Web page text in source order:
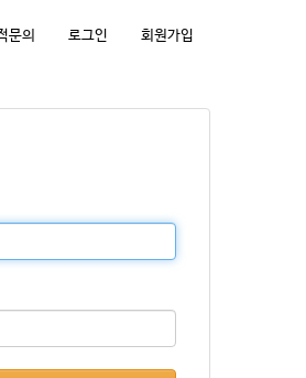
문의 로그인 회원가입